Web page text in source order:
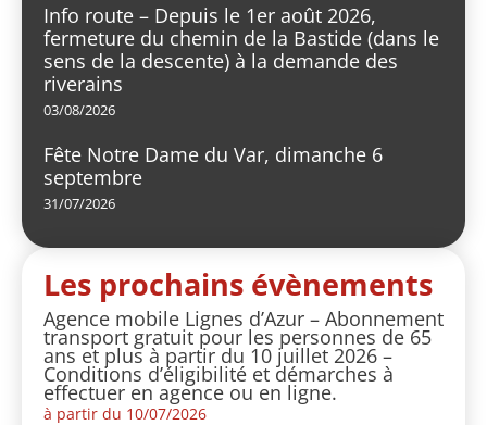
Info route – Depuis le 1er août 2026,
fermeture du chemin de la Bastide (dans le
sens de la descente) à la demande des
riverains
03/08/2026
Fête Notre Dame du Var, dimanche 6
septembre
31/07/2026
Les prochains évènements
Agence mobile Lignes d’Azur – Abonnement
transport gratuit pour les personnes de 65
ans et plus à partir du 10 juillet 2026 –
Conditions d’éligibilité et démarches à
effectuer en agence ou en ligne.
à partir du 10/07/2026